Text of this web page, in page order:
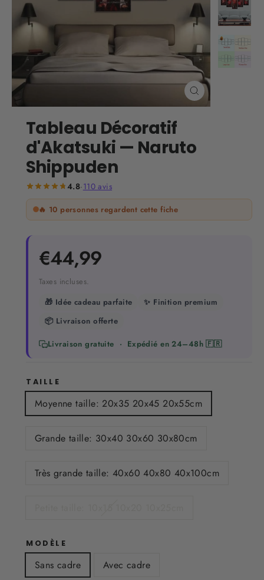
Fermer
(Esc)
Tableau Décoratif
d'Akatsuki — Naruto
Shippuden
4.8·110 avis
🔥 10 personnes regardent cette fiche
Prix
régulier
€44,99
Taxes incluses.
🎁 Idée cadeau parfaite
✨ Finition premium
📦 Livraison offerte
Livraison gratuite · Expédié en 24–48h 🇫🇷
TAILLE
Moyenne taille: 20x35 20x45 20x55cm
Grande taille: 30x40 30x60 30x80cm
Très grande taille: 40x60 40x80 40x100cm
MODÈLE
Sans cadre Avec cadre